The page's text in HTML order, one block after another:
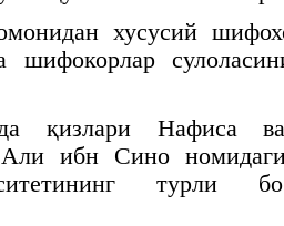
хусусий
шифокорлар
қизлари Нафиса
ибн Сино
турли